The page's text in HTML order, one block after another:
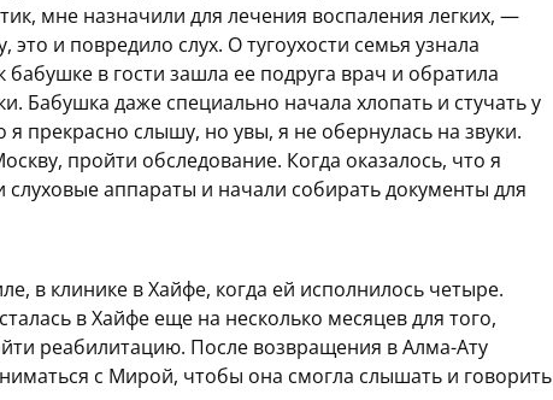
мне назначили для лечения воспаления легких, —
и повредило слух. О тугоухости семья узнала
бабушке в гости зашла ее подруга врач и обратила
Бабушка даже специально начала хлопать и стучать у
прекрасно слышу, но увы, я не обернулась на звуки.
пройти обследование. Когда оказалось, что я
аппараты и начали собирать документы для
в клинике в Хайфе, когда ей исполнилось четыре.
в Хайфе еще на несколько месяцев для того,
реабилитацию. После возвращения в Алма-Ату
с Мирой, чтобы она смогла слышать и говорить